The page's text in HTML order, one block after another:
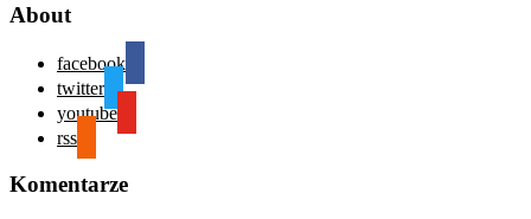
About
facebook
twitter
youtube
rss
Komentarze